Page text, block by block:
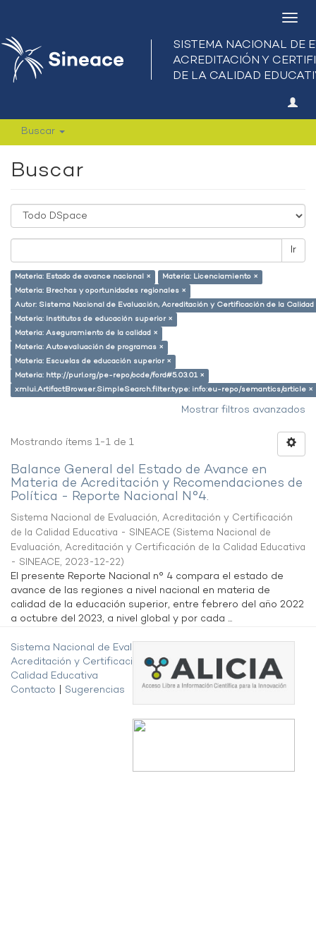
Buscar
Buscar
Ir
Materia: Estado de avance nacional ×
Materia: Licenciamiento ×
Materia: Brechas y oportunidades regionales ×
Autor: Sistema Nacional de Evaluación, Acreditación y Certificación de la
Materia: Institutos de educación superior ×
Materia: Aseguramiento de la calidad ×
Materia: Autoevaluación de programas ×
Materia: Escuelas de educación superior ×
Materia: http://purl.org/pe-repo/ocde/ford#5.03.01 ×
xmlui.ArtifactBrowser.SimpleSearch.filter.type: info:eu-repo/semantics/article ×
Mostrar filtros avanzados
Mostrando ítems 1-1 de 1
Balance General del Estado de Avance en
Materia de Acreditación y Recomendaciones de
Política - Reporte Nacional N°4.
Sistema Nacional de Evaluación, Acreditación y Certificación
de la Calidad Educativa - SINEACE (Sistema Nacional de
Evaluación, Acreditación y Certificación de la Calidad Educativa
- SINEACE, 2023-12-22)
El presente Reporte Nacional n° 4 compara el estado de
avance de las regiones a nivel nacional en materia de
calidad de la educación superior, entre febrero del año 2022
a octubre del 2023, a nivel global y por cada ...
Sistema Nacional de Evaluación,
Acreditación y Certificación de la
Calidad Educativa
Contacto
Sugerencias